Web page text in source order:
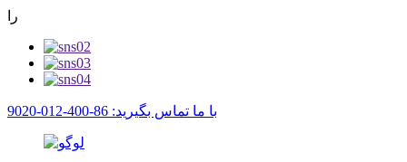
را
با ما تماس بگیرید: 86-400-012-9020